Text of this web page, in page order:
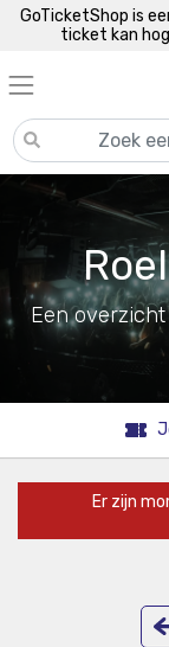
GoTicketShop is
ticket kan
Een
Er zijn